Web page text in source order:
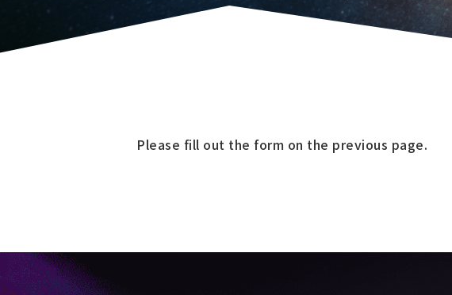
Please fill out the form on the previous page.